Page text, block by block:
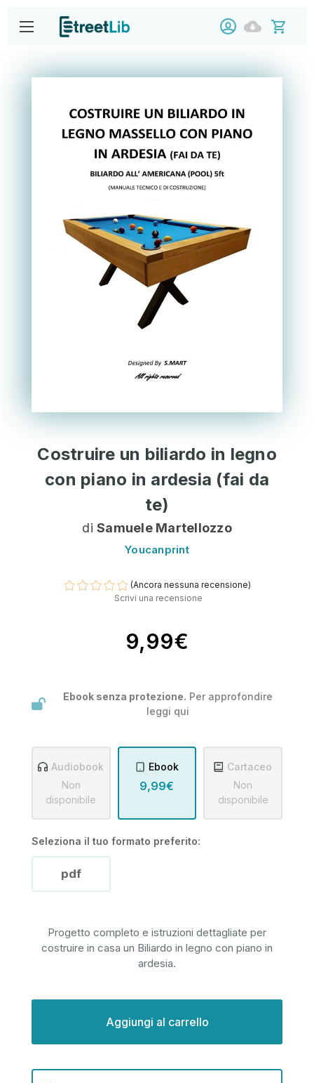
Costruire un biliardo in legno
con piano in ardesia (fai da
te)
di Samuele Martellozzo
Youcanprint
(Ancora nessuna recensione)
Scrivi una recensione
9,99€
Ebook senza protezione. Per approfondire
leggi qui
Audiobook
Non
disponibile
Ebook
9,99€
Cartaceo
Non
disponibile
Seleziona il tuo formato preferito:
pdf
Progetto completo e istruzioni dettagliate per
costruire in casa un Biliardo in legno con piano in
ardesia.